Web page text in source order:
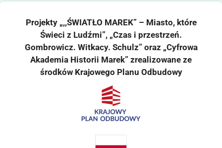
Projekty „,,ŚWIATŁO MAREK” – Miasto, które
Świeci z Ludźmi”, „Czas i przestrzeń.
Gombrowicz. Witkacy. Schulz” oraz „Cyfrowa
Akademia Historii Marek” zrealizowane ze
środków Krajowego Planu Odbudowy